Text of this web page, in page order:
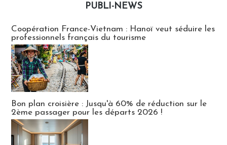
PUBLI-NEWS
Coopération France-Vietnam : Hanoï veut séduire les
professionnels français du tourisme
Bon plan croisière : Jusqu'à 60% de réduction sur le
2ème passager pour les départs 2026 !